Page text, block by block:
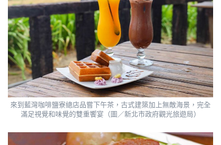
來到藍灣咖啡鹽寮總店品嘗下午茶，古式建築加上無敵海景，完全
滿足視覺和味覺的雙重饗宴（圖／新北市政府觀光旅遊局）